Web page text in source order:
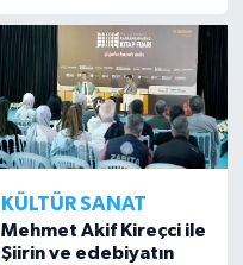
KÜLTÜR SANAT
Mehmet Akif Kireçci ile
Şiirin ve edebiyatın